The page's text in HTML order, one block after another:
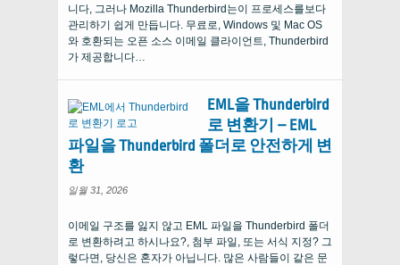
니다, 그러나 Mozilla Thunderbird는이 프로세스를보다
관리하기 쉽게 만듭니다. 무료로, Windows 및 Mac OS
와 호환되는 오픈 소스 이메일 클라이언트, Thunderbird
가 제공합니다…
EML을 Thunderbird
로 변환기 – EML
파일을 Thunderbird 폴더로 안전하게 변
환
일월 31, 2026
이메일 구조를 잃지 않고 EML 파일을 Thunderbird 폴더
로 변환하려고 하시나요?, 첨부 파일, 또는 서식 지정? 그
렇다면, 당신은 혼자가 아닙니다. 많은 사람들이 같은 문